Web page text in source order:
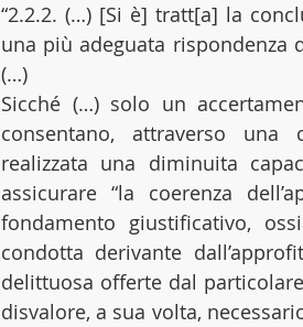
“2.2.2. (…) [Si è] tratt[a] la
una più adeguata rispondenza
(…)
Sicché (…) solo un
consentano, attraverso una
realizzata una diminuita
assicurare “la coerenza
fondamento giustificativo,
condotta derivante
delittuosa offerte dal
disvalore, a sua volta,